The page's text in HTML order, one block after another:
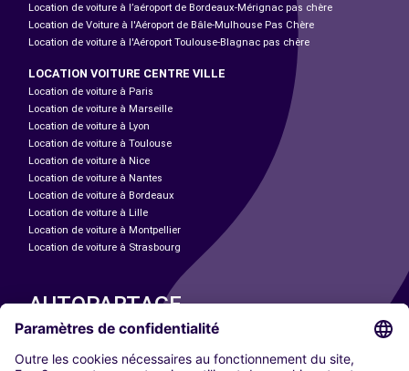
Location de voiture à l’aéroport de Bordeaux-Mérignac pas chère
Location de Voiture à l'Aéroport de Bâle-Mulhouse Pas Chère
Location de voiture à l'Aéroport Toulouse-Blagnac pas chère
LOCATION VOITURE CENTRE VILLE
Location de voiture à Paris
Location de voiture à Marseille
Location de voiture à Lyon
Location de voiture à Toulouse
Location de voiture à Nice
Location de voiture à Nantes
Location de voiture à Bordeaux
Location de voiture à Lille
Location de voiture à Montpellier
Location de voiture à Strasbourg
AUTOPARTAGE
Paris